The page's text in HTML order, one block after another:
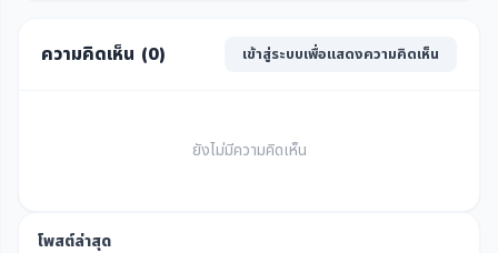
ความคิดเห็น (0) เข้าสู่ระบบเพื่อแสดงความคิดเห็น
ยังไม่มีความคิดเห็น
โพสต์ล่าสุด